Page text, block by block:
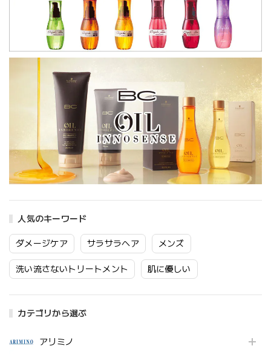
人気のキーワード
ダメージケア サラサラヘア メンズ
洗い流さないトリートメント 肌に優しい
カテゴリから選ぶ
アリミノ